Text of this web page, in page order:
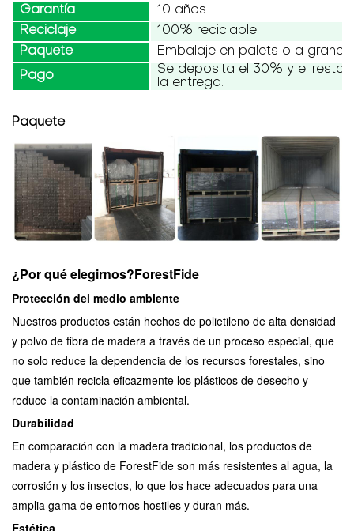
Garantía
10 años
Reciclaje
100% reciclable
Paquete
Embalaje en palets o a granel
Pago
Se deposita el 30% y el resto
la entrega.
Paquete
¿Por qué elegirnos?ForestFide
Protección del medio ambiente
Nuestros productos están hechos de polietileno de alta densidad
y polvo de fibra de madera a través de un proceso especial, que
no solo reduce la dependencia de los recursos forestales, sino
que también recicla eficazmente los plásticos de desecho y
reduce la contaminación ambiental.
Durabilidad
En comparación con la madera tradicional, los productos de
madera y plástico de ForestFide son más resistentes al agua, la
corrosión y los insectos, lo que los hace adecuados para una
amplia gama de entornos hostiles y duran más.
Estética